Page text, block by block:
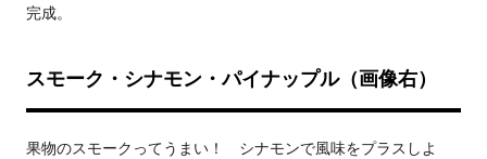
完成。
スモーク・シナモン・パイナップル（画像右）
果物のスモークってうまい！ シナモンで風味をプラスしよ